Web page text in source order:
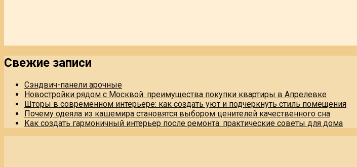
Свежие записи
Сэндвич-панели арочные
Новостройки рядом с Москвой: преимущества покупки квартиры в Апрелевке
Шторы в современном интерьере: как создать уют и подчеркнуть стиль помещения
Почему одеяла из кашемира становятся выбором ценителей качественного сна
Как создать гармоничный интерьер после ремонта: практические советы для дома